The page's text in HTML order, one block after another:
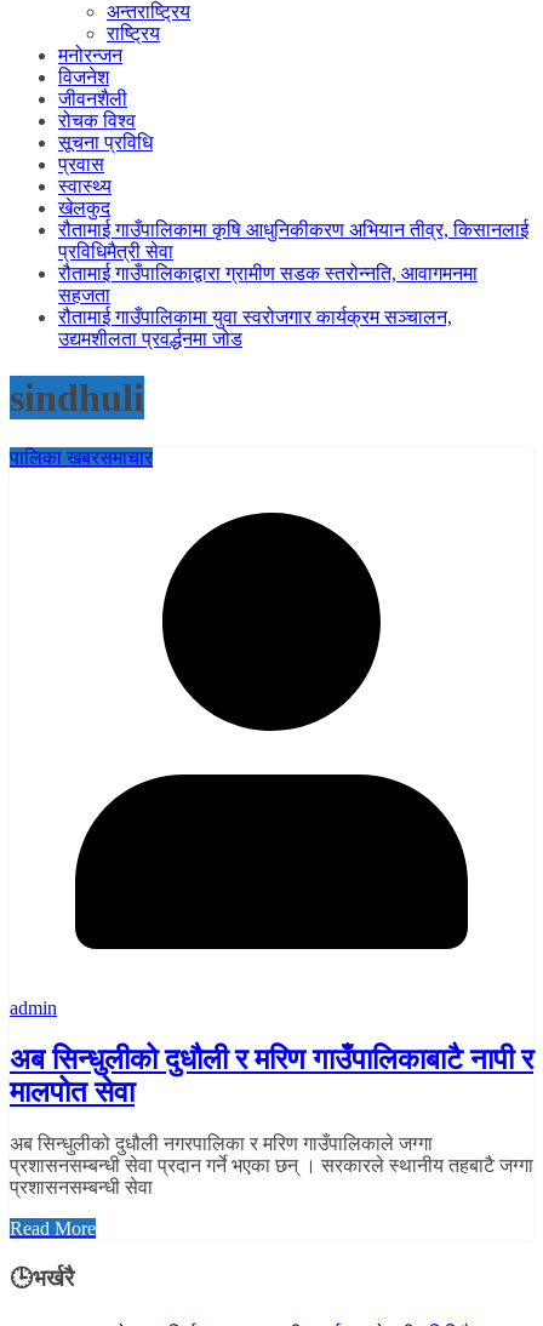
अन्तराष्ट्रिय
राष्ट्रिय
मनोरन्जन
विजनेश
जीवनशैली
रोचक विश्व
सूचना प्रविधि
प्रवास
स्वास्थ्य
खेलकुद
रौतामाई गाउँपालिकामा कृषि आधुनिकीकरण अभियान तीव्र, किसानलाई
प्रविधिमैत्री सेवा
रौतामाई गाउँपालिकाद्वारा ग्रामीण सडक स्तरोन्नति, आवागमनमा
सहजता
रौतामाई गाउँपालिकामा युवा स्वरोजगार कार्यक्रम सञ्चालन,
उद्यमशीलता प्रवर्द्धनमा जोड
sindhuli
पालिका खबरसमाचार
admin
अब सिन्धुलीको दुधौली र मरिण गाउँपालिकाबाटै नापी र
मालपोत सेवा
अब सिन्धुलीको दुधौली नगरपालिका र मरिण गाउँपालिकाले जग्गा
प्रशासनसम्बन्धी सेवा प्रदान गर्ने भएका छन् । सरकारले स्थानीय तहबाटै जग्गा
प्रशासनसम्बन्धी सेवा
Read More
🕒भर्खरै